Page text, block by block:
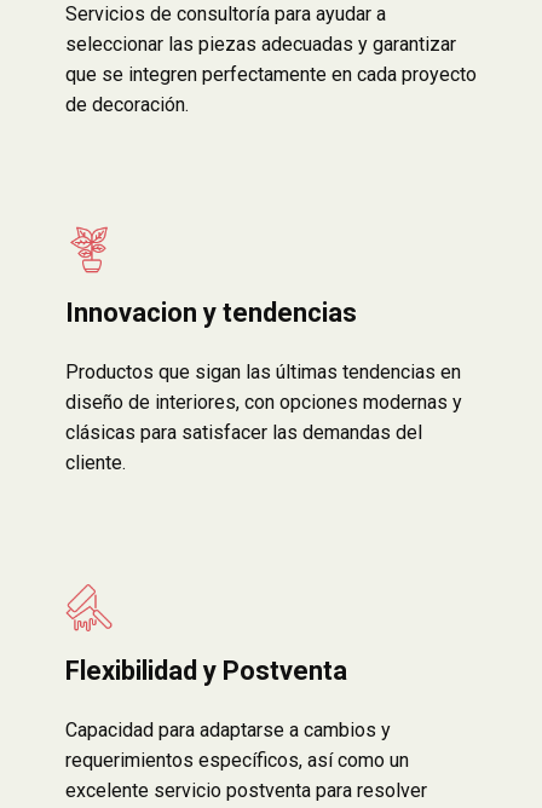
Servicios de consultoría para ayudar a
seleccionar las piezas adecuadas y garantizar
que se integren perfectamente en cada proyecto
de decoración.
Innovacion y tendencias
Productos que sigan las últimas tendencias en
diseño de interiores, con opciones modernas y
clásicas para satisfacer las demandas del
cliente.
Flexibilidad y Postventa
Capacidad para adaptarse a cambios y
requerimientos específicos, así como un
excelente servicio postventa para resolver